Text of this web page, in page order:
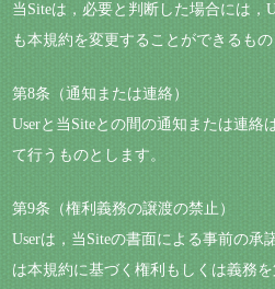
当Siteは，必要と判断した場合には，
も本規約を変更することができるもの
第8条（通知または連絡）
Userと当Siteとの間の通知または連絡
て行うものとします。
第9条（権利義務の譲渡の禁止）
Userは，当Siteの書面による事前の承
は本規約に基づく権利もしくは義務